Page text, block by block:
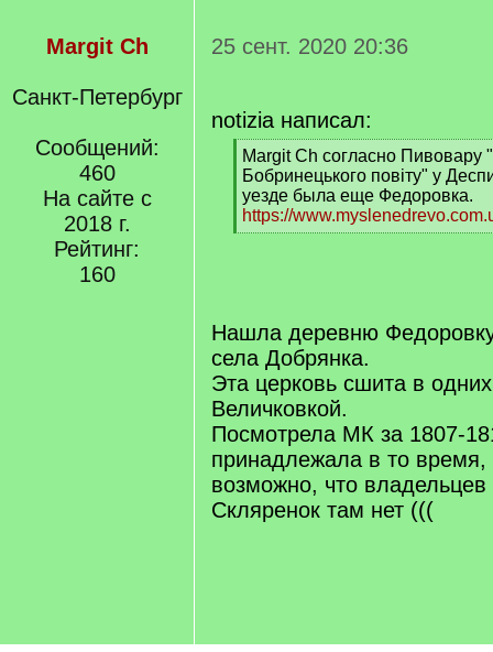
Margit Ch
Санкт-Петербург
Сообщений:
460
На сайте с
2018 г.
Рейтинг:
160
25 сент. 2020 20:36
notizia написал:
[
q
]
Margit Ch согласно Пивовару
Бобринецького повіту" у
уезде была еще Федоровка.
https://
[
Нашла деревню
села Добрянка.
Эта церковь сшита в
Величковкой.
Посмотрела МК за 1807-
принадлежала в то время,
возможно, что
Скляренок там нет (((